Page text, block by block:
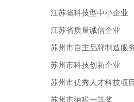
江苏省科技型中小企业
江苏省质量诚信企业
苏州市自主品牌制造服
苏州市科技创新企业
苏州市优秀人才科技项
苏州市纳税一等奖